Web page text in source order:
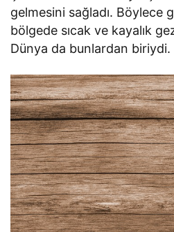
gelmesini sağladı. Böylece
bölgede sıcak ve kayalık
Dünya da bunlardan biriydi.